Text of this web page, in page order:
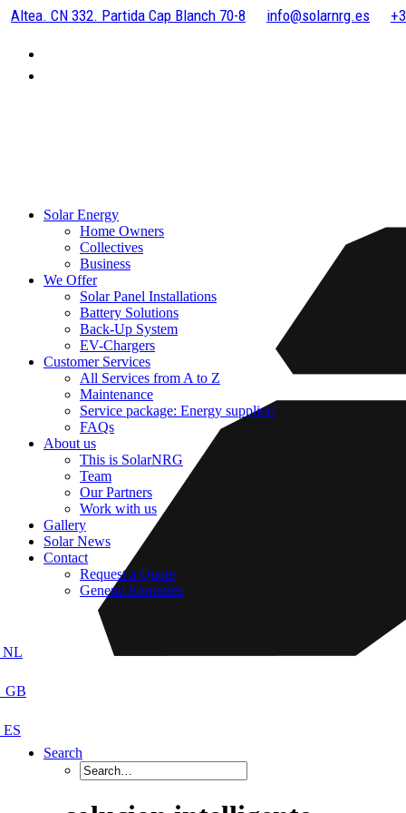
Altea. CN 332. Partida Cap Blanch 70-8 info@solarnrg.es
Solar Energy
Home Owners
Collectives
Business
We Offer
Solar Panel Installations
Battery Solutions
Back-Up System
EV-Chargers
Customer Services
All Services from A to Z
Maintenance
Service package: Energy supplier!
FAQs
About us
This is SolarNRG
Team
Our Partners
Work with us
Gallery
Solar News
Contact
Request a Quote
General Enquiries
Search